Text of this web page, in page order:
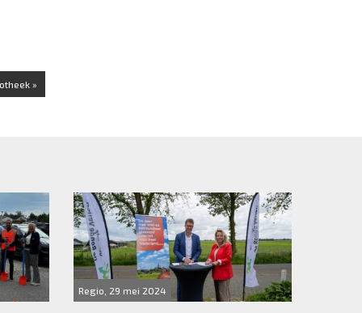
»
Regio, 29 mei 2024